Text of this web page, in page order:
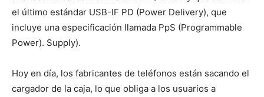
el último estándar USB-IF PD (Power Delivery), que
incluye una especificación llamada PpS (Programmable
Power). Supply).
Hoy en día, los fabricantes de teléfonos están sacando el
cargador de la caja, lo que obliga a los usuarios a